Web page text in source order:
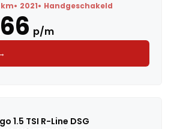
km 2021 Handgeschakeld
p/m
1.5 TSI R-Line DSG